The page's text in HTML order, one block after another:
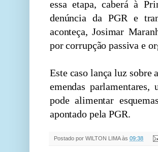
essa etapa, caberá à
denúncia da PGR e
aconteça, Josimar
por corrupção passiva e
Este caso lança luz sobre
emendas
pode alimentar
apontado pela PGR.
Postado por WILTON LIMA às 09:38